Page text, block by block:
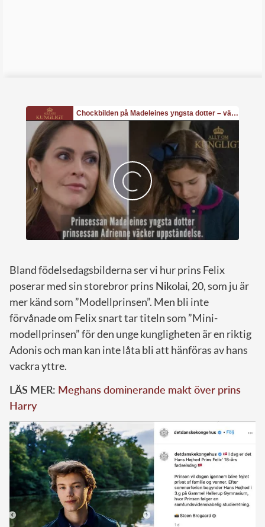
Bland födelsedagsbilderna ser vi hur prins Felix
poserar med sin storebror prins Nikolai, 20, som ju är
mer känd som ”Modellprinsen”. Men bli inte
förvånade om Felix snart tar titeln som ”Mini-
modellprinsen” för den unge kungligheten är en riktig
Adonis och man kan inte låta bli att hänföras av hans
vackra yttre.
LÄS MER: Meghans dominerande makt över prins
Harry